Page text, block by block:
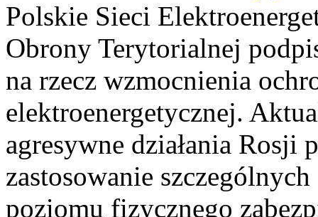
Polskie Sieci
Obrony Terytorialnej
na rzecz wzmocnienia
elektroenergetycznej.
agresywne działania Rosji
zastosowanie
poziomu fizycznego